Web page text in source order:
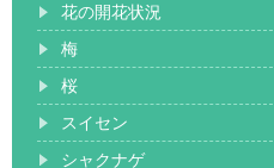
花の開花状況
梅
桜
スイセン
シャクナゲ